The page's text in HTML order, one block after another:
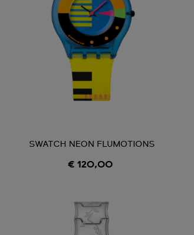
SWATCH NEON FLUMOTIONS
€ 120,00